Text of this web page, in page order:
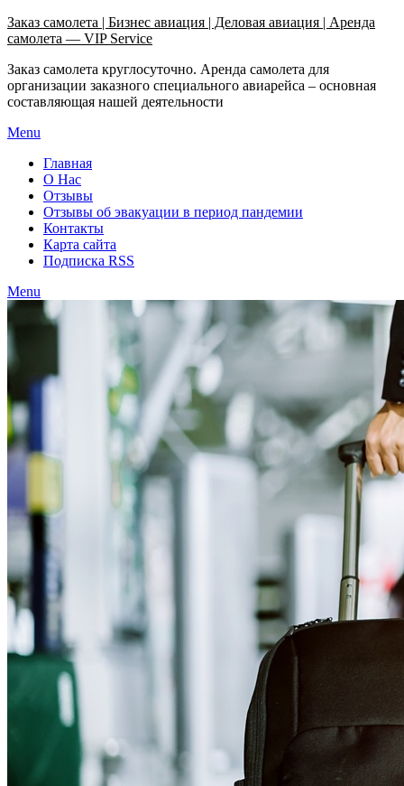
Заказ самолета | Бизнес авиация | Деловая авиация | Аренда
самолета — VIP Service
Заказ самолета круглосуточно. Аренда самолета для
организации заказного специального авиарейса – основная
составляющая нашей деятельности
Menu
Главная
О Нас
Отзывы
Отзывы об эвакуации в период пандемии
Контакты
Карта сайта
Подписка RSS
Menu